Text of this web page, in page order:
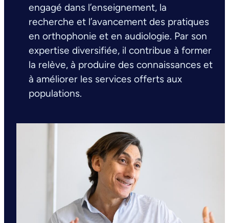
engagé dans l’enseignement, la
recherche et l’avancement des pratiques
en orthophonie et en audiologie. Par son
expertise diversifiée, il contribue à former
la relève, à produire des connaissances et
à améliorer les services offerts aux
populations.